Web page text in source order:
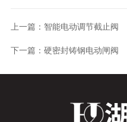
上一篇： 智能电动调节截止阀
下一篇： 硬密封铸钢电动闸阀